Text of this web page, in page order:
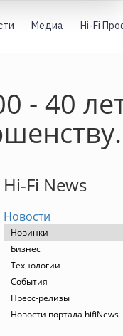
Медиа Hi-Fi
- 40
Hi-Fi News
Новости
Новинки
Бизнес
Технологии
События
Пресс-релизы
Новости портала hifiNews